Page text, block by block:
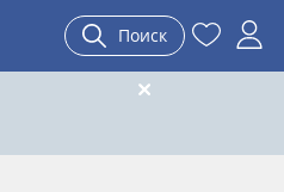
Поиск